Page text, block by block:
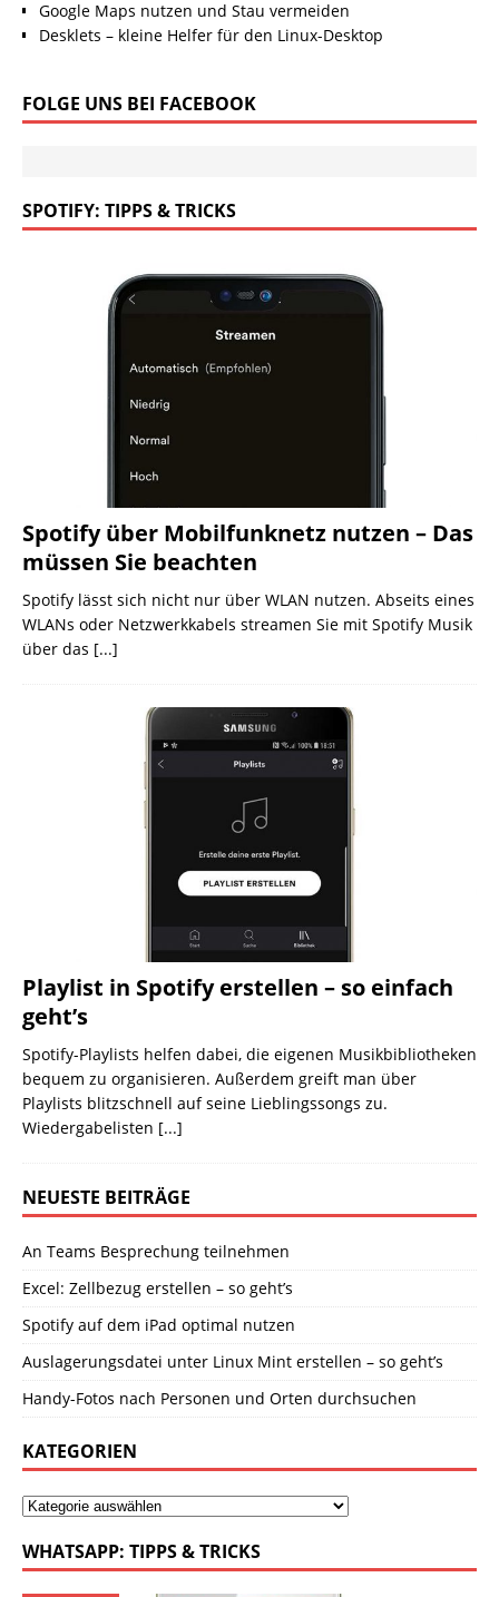
Google Maps nutzen und Stau vermeiden
Desklets – kleine Helfer für den Linux-Desktop
FOLGE UNS BEI FACEBOOK
SPOTIFY: TIPPS & TRICKS
Spotify über Mobilfunknetz nutzen – Das
müssen Sie beachten
Spotify lässt sich nicht nur über WLAN nutzen. Abseits eines
WLANs oder Netzwerkkabels streamen Sie mit Spotify Musik
über das [...]
Playlist in Spotify erstellen – so einfach
geht’s
Spotify-Playlists helfen dabei, die eigenen Musikbibliotheken
bequem zu organisieren. Außerdem greift man über
Playlists blitzschnell auf seine Lieblingssongs zu.
Wiedergabelisten [...]
NEUESTE BEITRÄGE
An Teams Besprechung teilnehmen
Excel: Zellbezug erstellen – so geht’s
Spotify auf dem iPad optimal nutzen
Auslagerungsdatei unter Linux Mint erstellen – so geht’s
Handy-Fotos nach Personen und Orten durchsuchen
KATEGORIEN
WHATSAPP: TIPPS & TRICKS